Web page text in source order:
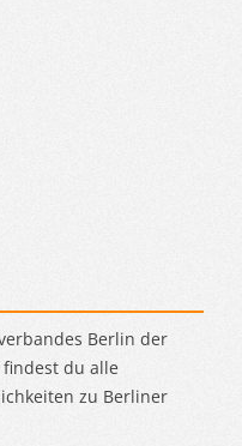
Berlin der
du alle
zu Berliner